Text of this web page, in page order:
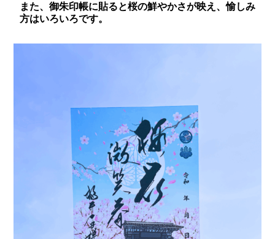
また、御朱印帳に貼ると桜の鮮やかさが映え、愉しみ
方はいろいろです。